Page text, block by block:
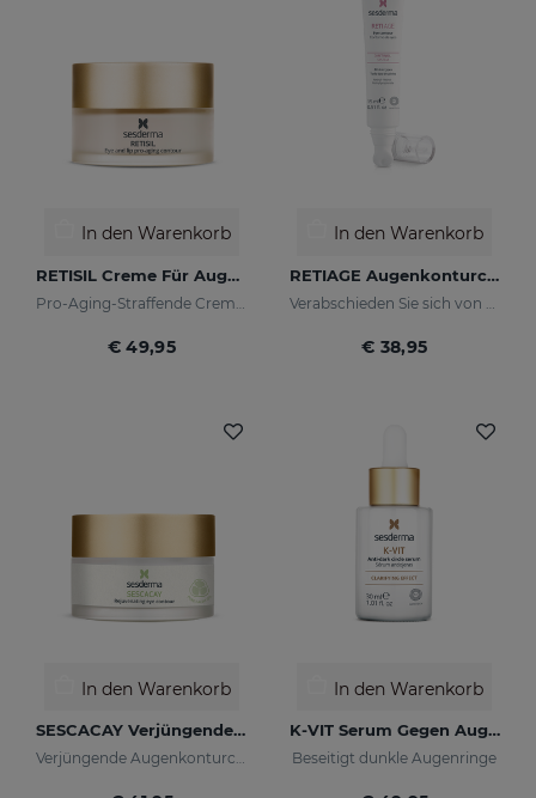
In den Warenkorb
RETISIL Creme Für Augen Und Lippen
€ 49,95
In den Warenkorb
RETIAGE Augenkonturcreme
€ 38,95
In den Warenkorb
SESCACAY Verjüngende Augenkonturcreme
Verjüngende Augenkonturcreme
In den Warenkorb
K-VIT Serum Gegen Augenringe
Beseitigt dunkle Augenringe